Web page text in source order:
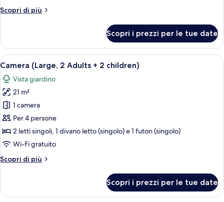
singoli
Adults
+
1
child)
Scopri di più
Altri
con
letti
(Promo
2
Adults
+
child)
Scopri i prezzi per le tue date
Apri
tutte
le
foto
per
Camera
(Large,
2
+
Camera d'albergo con due letti, un
15
Camera (Large, 2 Adults + 2 children)
Vista giardino
21 m²
1 camera
Per 4 persone
2 letti singoli, 1 divano letto (singolo) e 1 futon (singolo)
Wi-Fi gratuito
Scopri di più
Altri
(Large,
Scopri i prezzi per le tue date